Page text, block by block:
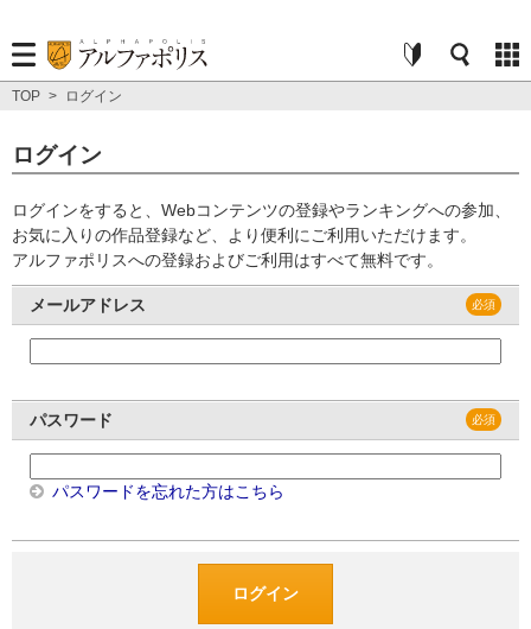
TOP > ログイン
ログイン
ログインをすると、Webコンテンツの登録やランキングへの参加、
お気に入りの作品登録など、より便利にご利用いただけます。
アルファポリスへの登録およびご利用はすべて無料です。
メールアドレス
パスワード
パスワードを忘れた方はこちら